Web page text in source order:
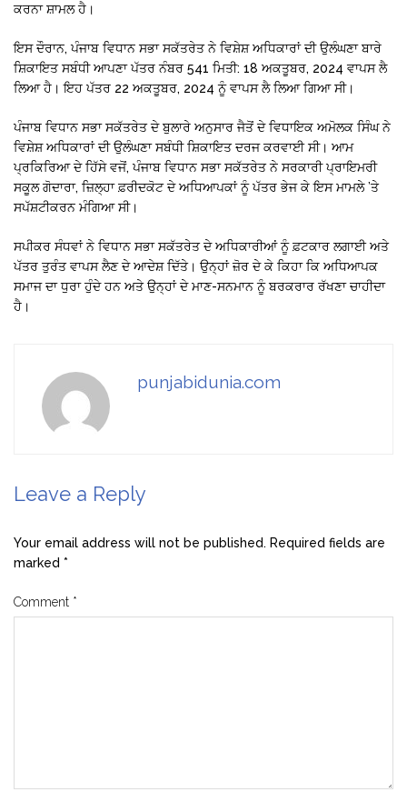
ਕਰਨਾ ਸ਼ਾਮਲ ਹੈ।
ਇਸ ਦੌਰਾਨ, ਪੰਜਾਬ ਵਿਧਾਨ ਸਭਾ ਸਕੱਤਰੇਤ ਨੇ ਵਿਸ਼ੇਸ਼ ਅਧਿਕਾਰਾਂ ਦੀ ਉਲੰਘਣਾ ਬਾਰੇ
ਸ਼ਿਕਾਇਤ ਸਬੰਧੀ ਆਪਣਾ ਪੱਤਰ ਨੰਬਰ 541 ਮਿਤੀ: 18 ਅਕਤੂਬਰ, 2024 ਵਾਪਸ ਲੈ
ਲਿਆ ਹੈ। ਇਹ ਪੱਤਰ 22 ਅਕਤੂਬਰ, 2024 ਨੂੰ ਵਾਪਸ ਲੈ ਲਿਆ ਗਿਆ ਸੀ।
ਪੰਜਾਬ ਵਿਧਾਨ ਸਭਾ ਸਕੱਤਰੇਤ ਦੇ ਬੁਲਾਰੇ ਅਨੁਸਾਰ ਜੈਤੋਂ ਦੇ ਵਿਧਾਇਕ ਅਮੋਲਕ ਸਿੰਘ ਨੇ
ਵਿਸ਼ੇਸ਼ ਅਧਿਕਾਰਾਂ ਦੀ ਉਲੰਘਣਾ ਸਬੰਧੀ ਸ਼ਿਕਾਇਤ ਦਰਜ ਕਰਵਾਈ ਸੀ। ਆਮ
ਪ੍ਰਕਿਰਿਆ ਦੇ ਹਿੱਸੇ ਵਜੋਂ, ਪੰਜਾਬ ਵਿਧਾਨ ਸਭਾ ਸਕੱਤਰੇਤ ਨੇ ਸਰਕਾਰੀ ਪ੍ਰਾਇਮਰੀ
ਸਕੂਲ ਗੋਦਾਰਾ, ਜ਼ਿਲ੍ਹਾ ਫ਼ਰੀਦਕੋਟ ਦੇ ਅਧਿਆਪਕਾਂ ਨੂੰ ਪੱਤਰ ਭੇਜ ਕੇ ਇਸ ਮਾਮਲੇ ’ਤੇ
ਸਪੱਸ਼ਟੀਕਰਨ ਮੰਗਿਆ ਸੀ।
ਸਪੀਕਰ ਸੰਧਵਾਂ ਨੇ ਵਿਧਾਨ ਸਭਾ ਸਕੱਤਰੇਤ ਦੇ ਅਧਿਕਾਰੀਆਂ ਨੂੰ ਫ਼ਟਕਾਰ ਲਗਾਈ ਅਤੇ
ਪੱਤਰ ਤੁਰੰਤ ਵਾਪਸ ਲੈਣ ਦੇ ਆਦੇਸ਼ ਦਿੱਤੇ। ਉਨ੍ਹਾਂ ਜ਼ੋਰ ਦੇ ਕੇ ਕਿਹਾ ਕਿ ਅਧਿਆਪਕ
ਸਮਾਜ ਦਾ ਧੁਰਾ ਹੁੰਦੇ ਹਨ ਅਤੇ ਉਨ੍ਹਾਂ ਦੇ ਮਾਣ-ਸਨਮਾਨ ਨੂੰ ਬਰਕਰਾਰ ਰੱਖਣਾ ਚਾਹੀਦਾ
ਹੈ।
punjabidunia.com
Leave a Reply
Your email address will not be published. Required fields are
marked *
Comment *